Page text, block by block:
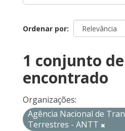
Ordenar por
1 conjunto
encontrado
Organizações:
Agência Nacional de
Terrestres - ANTT